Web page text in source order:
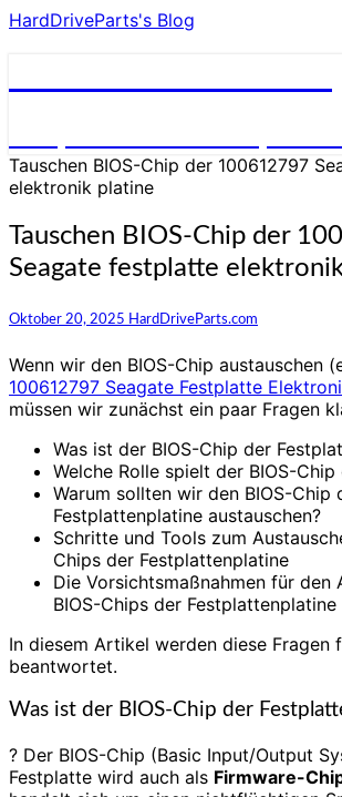
HardDriveParts's Blog
Tauschen BIOS-Chip der 100612797
elektronik platine
Tauschen BIOS-Chip der
Seagate festplatte
Oktober 20, 2025 HardDriveParts.com
Wenn wir den BIOS-Chip austauschen
100612797 Seagate Festplatte
müssen wir zunächst ein paar Fragen
Was ist der BIOS-Chip der
Welche Rolle spielt der BIOS-
Warum sollten wir den BIOS-Chip
Festplattenplatine austauschen?
Schritte und Tools zum
Chips der Festplattenplatine
Die Vorsichtsmaßnahmen für den
BIOS-Chips der Festplattenplatine
In diesem Artikel werden diese Fragen
beantwortet.
Was ist der BIOS-Chip der
? Der BIOS-Chip (Basic Input/Output
Festplatte wird auch als Firmware-